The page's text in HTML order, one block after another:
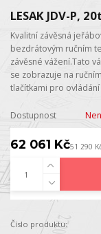
LESAK JDV-P,
Kvalitní závěsná
bezdrátovým ručním
závěsné vážení.Tato
se zobrazuje na
tlačítkami pro ovládání
Dostupnost
62 061 Kč51 290
Číslo produktu: